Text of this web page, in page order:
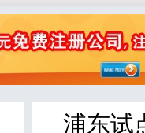
浦东试